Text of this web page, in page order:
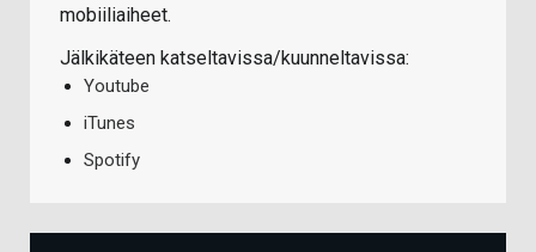
mobiiliaiheet.
Jälkikäteen katseltavissa/kuunneltavissa:
Youtube
iTunes
Spotify